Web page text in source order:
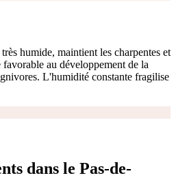
humide, maintient les charpentes et
au développement de la
L'humidité constante fragilise
dans le Pas-de-